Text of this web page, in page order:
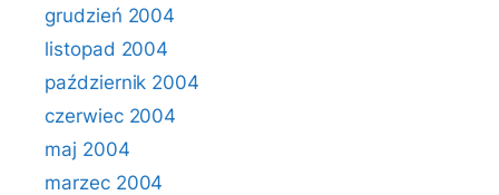
grudzień 2004
listopad 2004
październik 2004
czerwiec 2004
maj 2004
marzec 2004